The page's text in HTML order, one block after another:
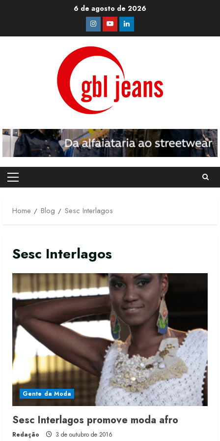
6 de agosto de 2026
Instagram
YoutubeLinkedin
Primary
Home
Blog Sesc Interlagos
Sesc Interlagos
Gente da Moda
Sesc Interlagos promove moda afro
Redação 3 de outubro de 2016
Renata Caixeta assume Movimento
Sou de Algodão